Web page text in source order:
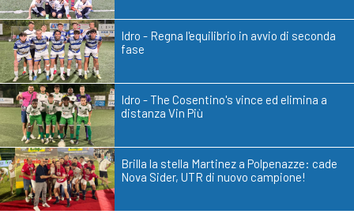
Idro - Regna l'equilibrio in avvio di seconda
fase
Idro - The Cosentino's vince ed elimina a
distanza Vin Più
Brilla la stella Martinez a Polpenazze: cade
Nova Sider, UTR di nuovo campione!